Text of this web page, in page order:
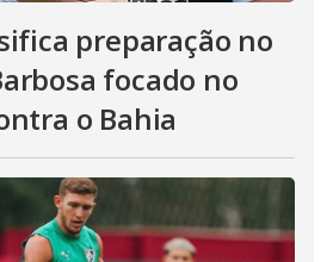
preparação no
focado no
o Bahia